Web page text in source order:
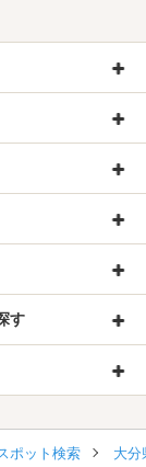
す
ポット検索 大分